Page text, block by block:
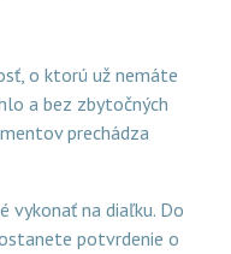
o ktorú už nemáte
a bez zbytočných
prechádza
vykonať na diaľku. Do
potvrdenie o